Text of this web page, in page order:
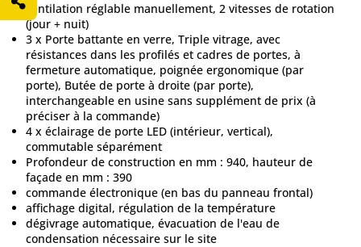
ventilation réglable manuellement, 2 vitesses de rotation
(jour + nuit)
3 x Porte battante en verre, Triple vitrage, avec
résistances dans les profilés et cadres de portes, à
fermeture automatique, poignée ergonomique (par
porte), Butée de porte à droite (par porte),
interchangeable en usine sans supplément de prix (à
préciser à la commande)
4 x éclairage de porte LED (intérieur, vertical),
commutable séparément
Profondeur de construction en mm : 940, hauteur de
façade en mm : 390
commande électronique (en bas du panneau frontal)
affichage digital, régulation de la température
dégivrage automatique, évacuation de l'eau de
condensation nécessaire sur le site